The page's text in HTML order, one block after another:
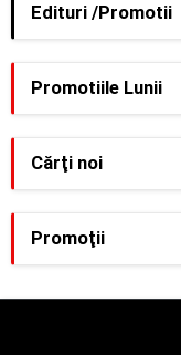
Edituri /Promotii
Promotiile Lunii
Cărţi noi
Promoţii